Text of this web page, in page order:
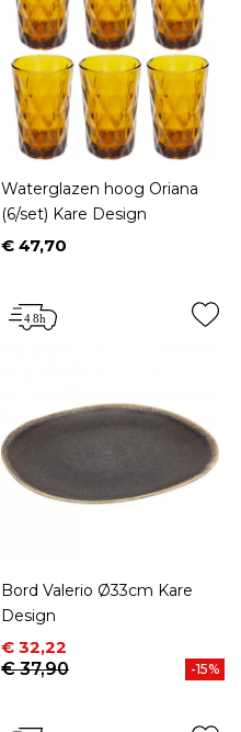
Waterglazen hoog Oriana
(6/set) Kare Design
Prijs
€ 47,70
Bord Valerio Ø33cm Kare
Design
Prijs
€ 32,22
Normale prijs
€ 37,90
-15%